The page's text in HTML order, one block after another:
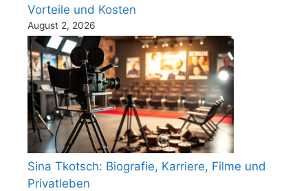
Vorteile und Kosten
August 2, 2026
Sina Tkotsch: Biografie, Karriere, Filme und
Privatleben